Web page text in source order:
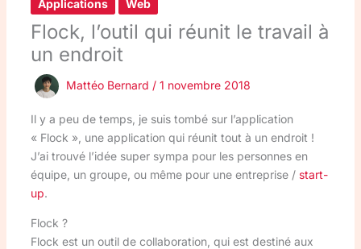
Applications Web
Flock, l’outil qui réunit le travail à
un endroit
Mattéo Bernard / 1 novembre 2018
Il y a peu de temps, je suis tombé sur l’application
« Flock », une application qui réunit tout à un endroit !
J’ai trouvé l’idée super sympa pour les personnes en
équipe, un groupe, ou même pour une entreprise / start-
up.
Flock ?
Flock est un outil de collaboration, qui est destiné aux